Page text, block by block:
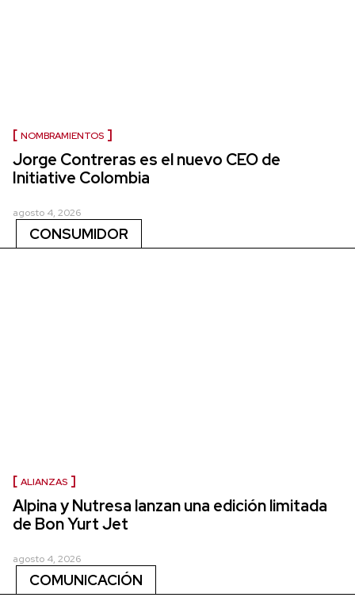
NOMBRAMIENTOS
Jorge Contreras es el nuevo CEO de
Initiative Colombia
agosto 4, 2026
CONSUMIDOR
ALIANZAS
Alpina y Nutresa lanzan una edición limitada
de Bon Yurt Jet
agosto 4, 2026
COMUNICACIÓN